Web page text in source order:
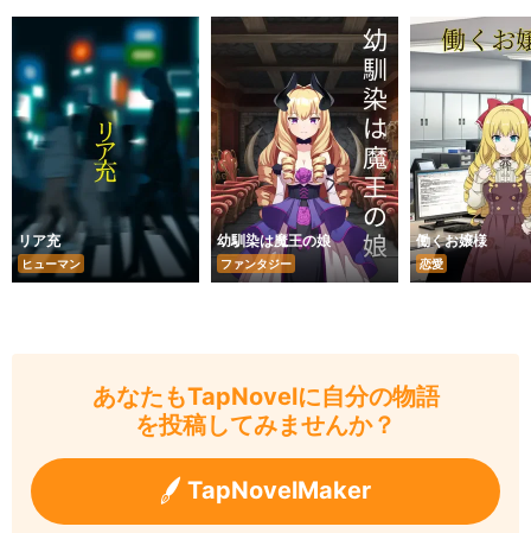
リア充
ヒューマン
幼馴染は魔王の娘
ファンタジー
働くお嬢様
恋愛
あなたもTapNovelに自分の物語
を投稿してみませんか？
TapNovelMaker